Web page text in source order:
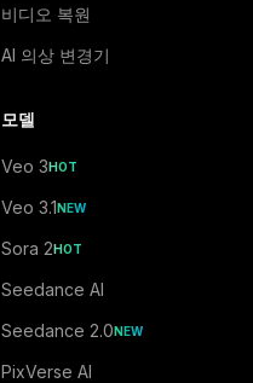
비디오 복원
AI 의상 변경기
모델
Veo 3HOT
Veo 3.1NEW
Sora 2HOT
Seedance AI
Seedance 2.0NEW
PixVerse AI